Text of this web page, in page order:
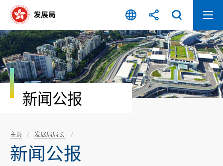
容
开
始
新闻公报
主页 发展局局长
新闻公报